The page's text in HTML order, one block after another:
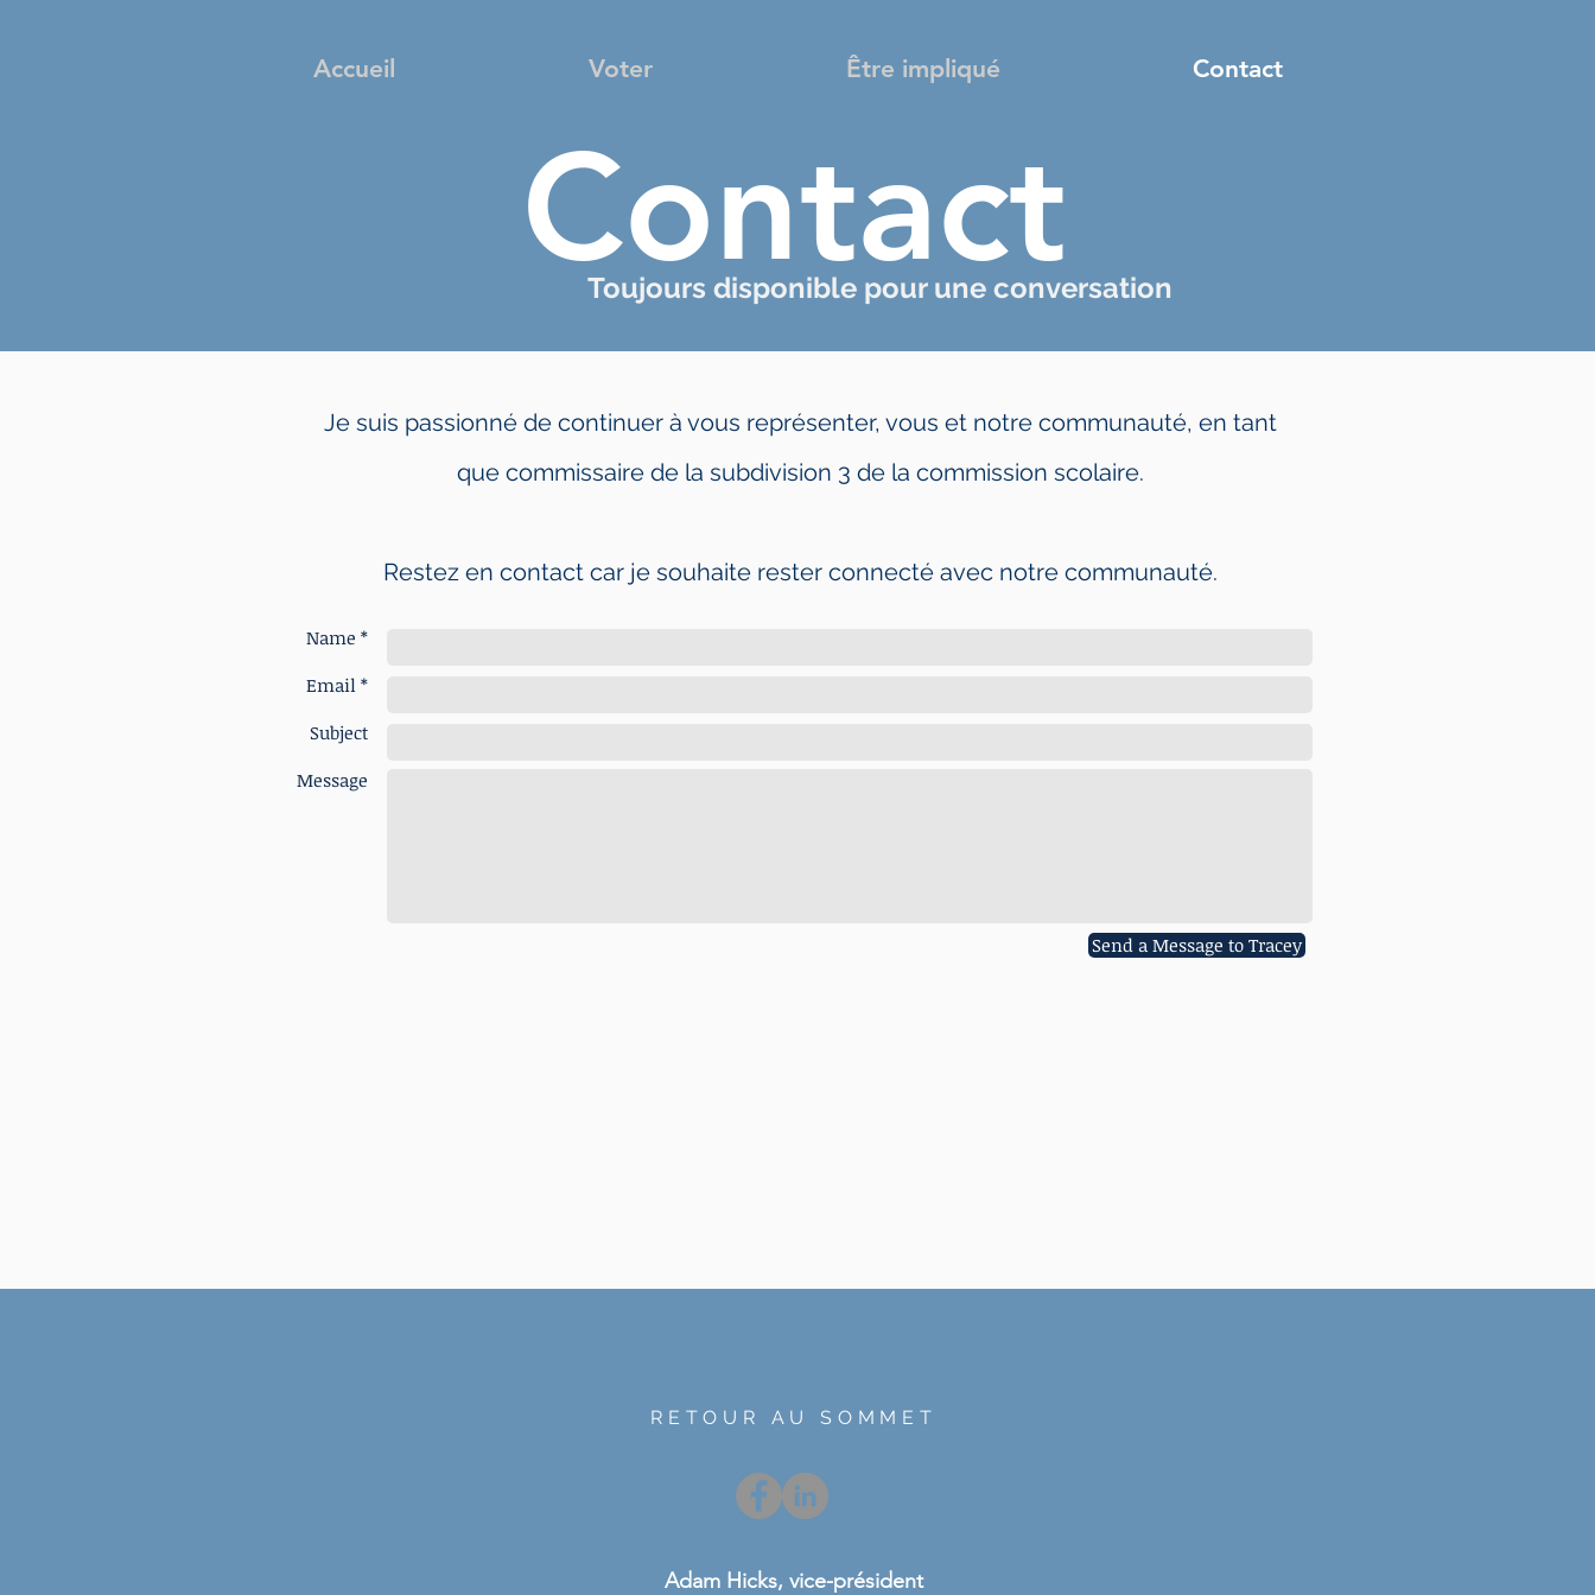
Accueil Voter Être impliqué Contact
Contact
Toujours disponible pour une conversation
Je suis passionné de continuer à vous représenter, vous et notre communauté, en tant
que commissaire de la subdivision 3 de la commission scolaire.
Restez en contact car je souhaite rester connecté avec notre communauté.
Name *
Email *
Subject
Message
Send a Message to Tracey
RETOUR AU SOMMET
Adam Hicks, vice-président